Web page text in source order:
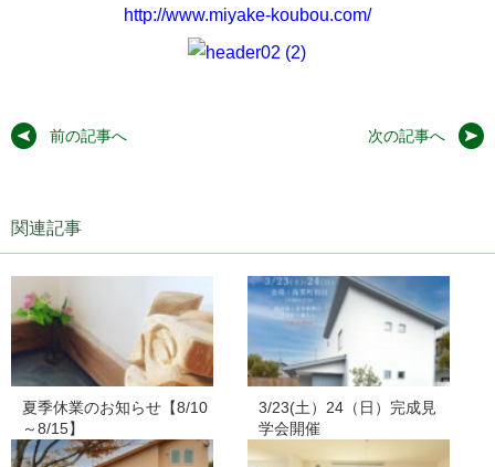
http://www.miyake-koubou.com/
前の記事へ 次の記事へ
関連記事
夏季休業のお知らせ【8/10
～8/15】
3/23(土）24（日）完成見
学会開催